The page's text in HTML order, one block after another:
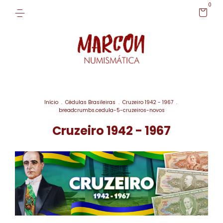
0
Início . Cédulas Brasileiras . Cruzeiro 1942 - 1967 .
breadcrumbs.cedula-5-cruzeiros-novos
Cruzeiro 1942 - 1967